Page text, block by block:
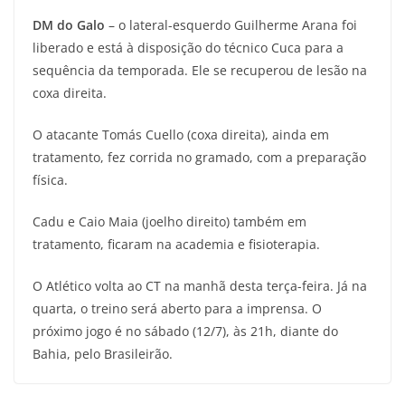
DM do Galo – o lateral-esquerdo Guilherme Arana foi
liberado e está à disposição do técnico Cuca para a
sequência da temporada. Ele se recuperou de lesão na
coxa direita.
O atacante Tomás Cuello (coxa direita), ainda em
tratamento, fez corrida no gramado, com a preparação
física.
Cadu e Caio Maia (joelho direito) também em
tratamento, ficaram na academia e fisioterapia.
O Atlético volta ao CT na manhã desta terça-feira. Já na
quarta, o treino será aberto para a imprensa. O
próximo jogo é no sábado (12/7), às 21h, diante do
Bahia, pelo Brasileirão.